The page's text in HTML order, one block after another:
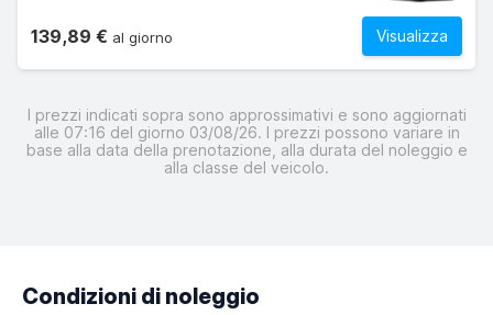
Visualizza
139,89 € al giorno
I prezzi indicati sopra sono approssimativi e sono aggiornati
alle 07:16 del giorno 03/08/26. I prezzi possono variare in
base alla data della prenotazione, alla durata del noleggio e
alla classe del veicolo.
Condizioni di noleggio